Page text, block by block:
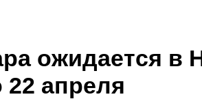
ожидается в
22 апреля